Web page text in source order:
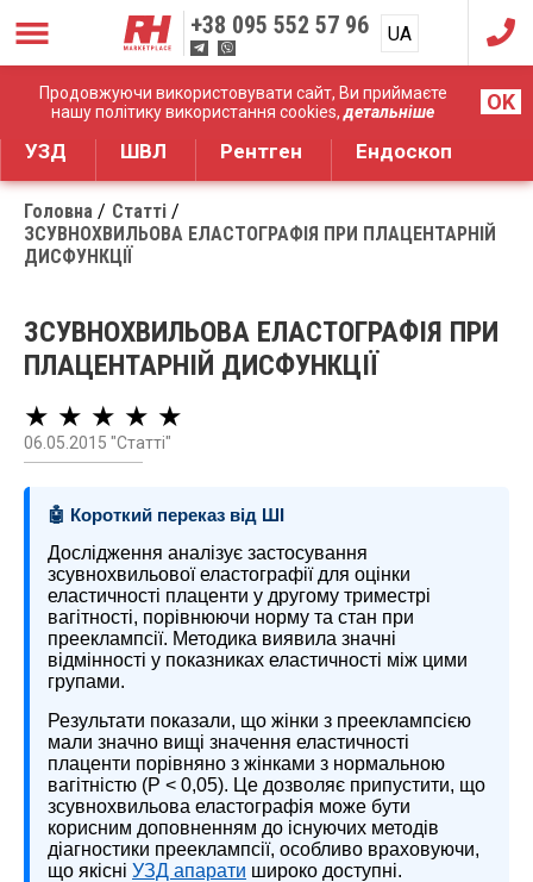
Продовжуючи використовувати сайт, Ви приймаєте
нашу політику використання cookies,детальніше OK
+38 095 552 57 96 UA
RU
Дистрибуція медичного обладнання
УЗД ШВЛ Рентген Ендоскоп
Головна
Статті
ЗСУВНОХВИЛЬОВА ЕЛАСТОГРАФІЯ ПРИ ПЛАЦЕНТАРНІЙ
ДИСФУНКЦІЇ
ЗСУВНОХВИЛЬОВА ЕЛАСТОГРАФІЯ ПРИ
ПЛАЦЕНТАРНІЙ ДИСФУНКЦІЇ
★ ★ ★ ★ ★
06.05.2015 "Статті"
🤖 Короткий переказ від ШІ
Дослідження аналізує застосування
зсувнохвильової еластографії для оцінки
еластичності плаценти у другому триместрі
вагітності, порівнюючи норму та стан при
прееклампсії. Методика виявила значні
відмінності у показниках еластичності між цими
групами.
Результати показали, що жінки з прееклампсією
мали значно вищі значення еластичності
плаценти порівняно з жінками з нормальною
вагітністю (P < 0,05). Це дозволяє припустити, що
зсувнохвильова еластографія може бути
корисним доповненням до існуючих методів
діагностики прееклампсії, особливо враховуючи,
що якісні УЗД апарати широко доступні.